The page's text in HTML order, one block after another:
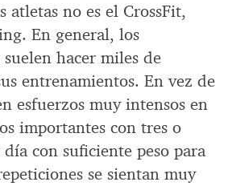
atletas no es el CrossFit,
En general, los
hacer miles de
entrenamientos. En vez de
esfuerzos muy intensos en
importantes con tres o
con suficiente peso para
se sientan muy